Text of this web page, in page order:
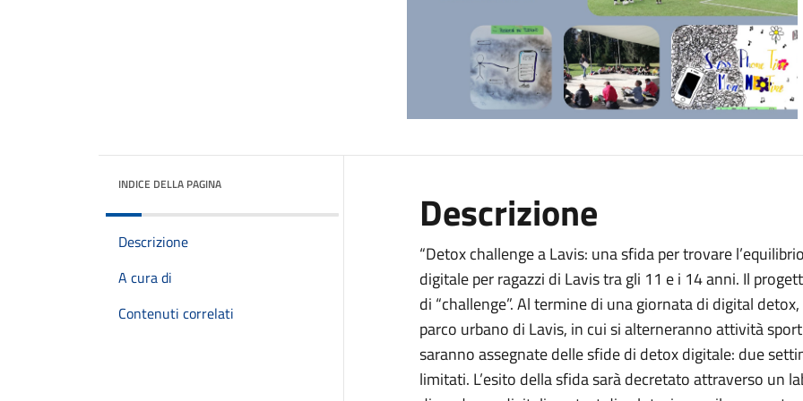
INDICE DELLA PAGINA
Descrizione
A cura di
Contenuti correlati
Descrizione
“Detox challenge a Lavis: una sfida per trovare
digitale per ragazzi di Lavis tra gli 11 e i 14 anni. Il
di “challenge”. Al termine di una giornata di digital
parco urbano di Lavis, in cui si alterneranno attività
saranno assegnate delle sfide di detox digitale: due
limitati. L’esito della sfida sarà decretato attraverso un